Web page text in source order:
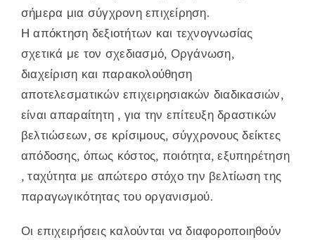
σήμερα μια σύγχρονη επιχείρηση.
Η απόκτηση δεξιοτήτων και τεχνογνωσίας
σχετικά με τον σχεδιασμό, Οργάνωση,
διαχείριση και παρακολούθηση
αποτελεσματικών επιχειρησιακών διαδικασιών,
είναι απαραίτητη , για την επίτευξη δραστικών
βελτιώσεων, σε κρίσιμους, σύγχρονους δείκτες
απόδοσης, όπως κόστος, ποιότητα, εξυπηρέτηση
, ταχύτητα με απώτερο στόχο την βελτίωση της
παραγωγικότητας του οργανισμού.
Οι επιχειρήσεις καλούνται να διαφοροποιηθούν